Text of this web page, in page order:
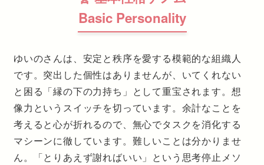
Basic Personality
ゆいのさんは、安定と秩序を愛する模範的な組織人
です。突出した個性はありませんが、いてくれない
と困る「縁の下の力持ち」として重宝されます。想
像力というスイッチを切っています。余計なことを
考えると心が折れるので、無心でタスクを消化する
マシーンに徹しています。難しいことは分かりませ
ん。「とりあえず謝ればいい」という思考停止メソ